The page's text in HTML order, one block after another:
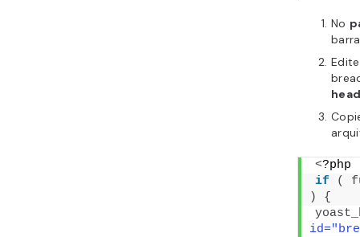
No
<?php
if
(
)
{